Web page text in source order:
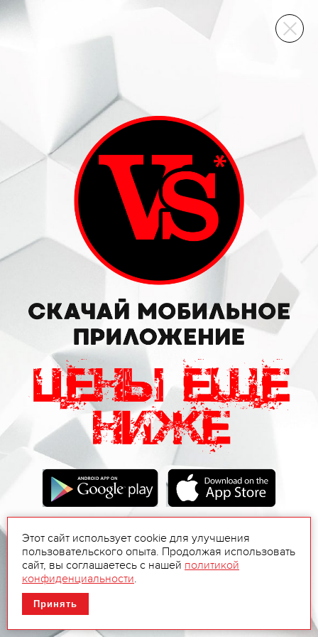
ВИННЫЙ СКЛАД
Этот сайт использует cookie для улучшения
пользовательского опыта. Продолжая использовать
сайт, вы соглашаетесь с нашей политикой
конфиденциальности.
Принять